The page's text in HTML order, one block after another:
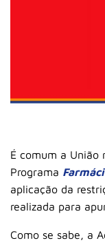
É comum a União
Programa
aplicação da
realizada para
Como se sabe, a